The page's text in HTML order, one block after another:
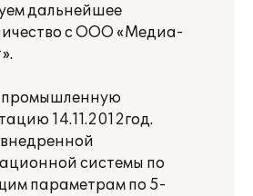
дальнейшее
с ООО «Медиа-
промышленную
14.11.2012год.
системы по
параметрам по 5-